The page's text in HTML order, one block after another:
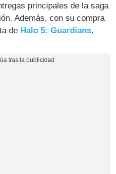
principales de la saga
Además, con su compra
de Halo 5: Guardians.